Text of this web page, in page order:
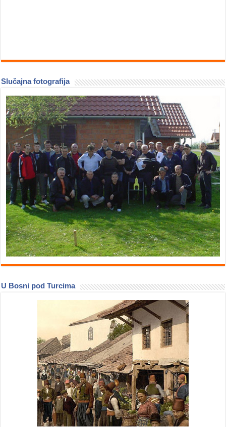
Slučajna fotografija
U Bosni pod Turcima